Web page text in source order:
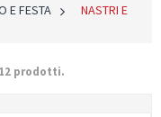
E FESTA >
NASTRI E
prodotti.